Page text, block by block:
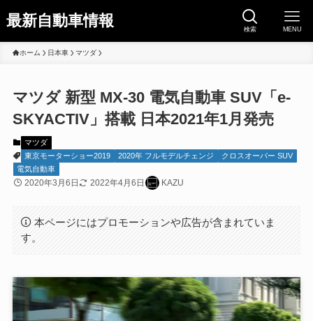
最新自動車情報 検索 MENU
ホーム 日本車 マツダ
マツダ 新型 MX-30 電気自動車 SUV「e-
SKYACTIV」搭載 日本2021年1月発売
マツダ
東京モーターショー2019
2020年 フルモデルチェンジ
クロスオーバー SUV
電気自動車
2020年3月6日 2022年4月6日 KAZU
本ページにはプロモーションや広告が含まれていま
す。